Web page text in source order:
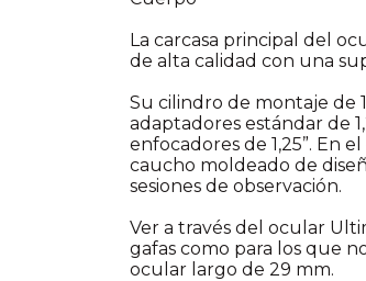
La carcasa principal del
de alta calidad con una
Su cilindro de montaje de
adaptadores estándar de
enfocadores de 1,25”. En
caucho moldeado de
sesiones de observación.
Ver a través del ocular
gafas como para los que
ocular largo de 29 mm.